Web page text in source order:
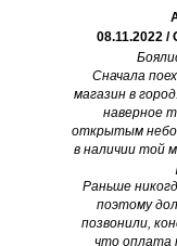
Сначала
магазин в
наверное
открытым
в наличии той
Раньше
поэтому
позвонили,
что оплата
08.11.2022 /